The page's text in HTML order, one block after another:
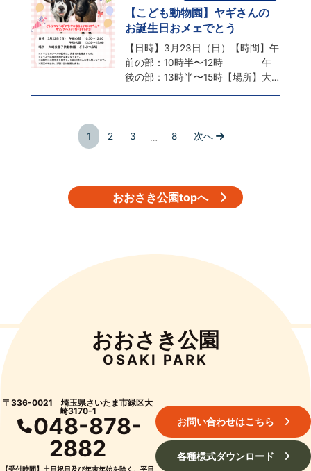
【こども動物園】ヤギさんの
お誕生日おメェでとう
【日時】3月23日（日）【時間】午
前の部：10時半〜12時 午
後の部：13時半〜15時【場所】大
イズに答えてオリジナルステッカ
1 2 3 … 8 次へ
おおさき公園topへ
おおさき公園
OSAKI PARK
〒336-0021 埼玉県さいたま市緑区大
崎3170-1
048-878-
2882
【受付時間】土日祝日及び年末年始を除く、平日
お問い合わせはこちら
各種様式ダウンロード